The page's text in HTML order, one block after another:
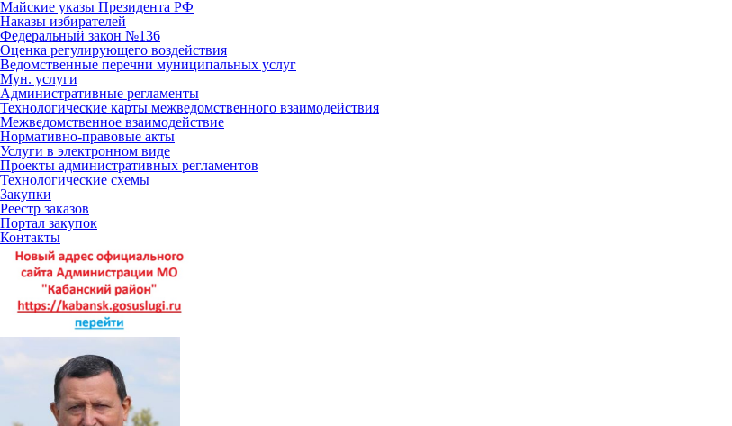
Майские указы Президента РФ
Наказы избирателей
Федеральный закон №136
Оценка регулирующего воздействия
Ведомственные перечни муниципальных услуг
Мун. услуги
Административные регламенты
Технологические карты межведомственного взаимодействия
Межведомственное взаимодействие
Нормативно-правовые акты
Услуги в электронном виде
Проекты административных регламентов
Технологические схемы
Закупки
Реестр заказов
Портал закупок
Контакты